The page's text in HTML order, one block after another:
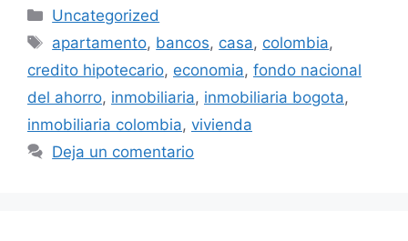
Categorías
Uncategorized
Etiquetas
apartamento, bancos, casa, colombia,
credito hipotecario, economia, fondo nacional
del ahorro, inmobiliaria, inmobiliaria bogota,
inmobiliaria colombia, vivienda
Deja un comentario